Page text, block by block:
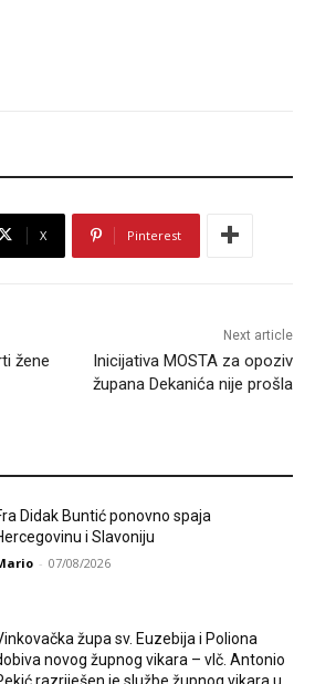
X Pinterest
žene
Next article
Inicijativa MOSTA za opoziv
župana Dekanića nije prošla
Didak Buntić ponovno spaja
i Slavoniju
- 07/08/2026
župa sv. Euzebija i Poliona
novog župnog vikara – vlč. Antonio